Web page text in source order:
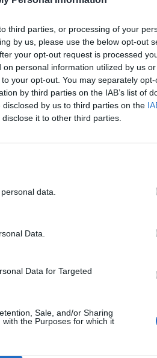
third parties, or processing of your
by us, please use the below opt-out
your opt-out request is processed
personal information utilized by us
your opt-out. You may separately
by third parties on the IAB’s list of
by us to third parties on the
it to other third parties.
data.
Data.
Data for Targeted
Sale, and/or Sharing
the Purposes for which it
rosyjskiego
pokazywał bowiem,
pod względem
nawet na granicy